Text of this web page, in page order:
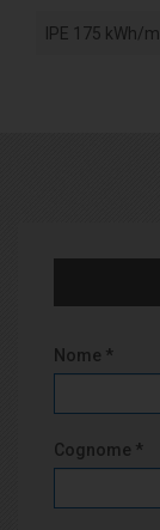
IPE 175 kWh/m
Nome *
Cognome *